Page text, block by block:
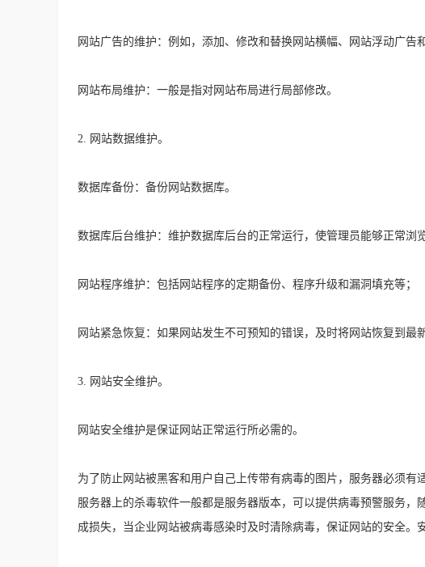
网站广告的维护：例如，添加、修改和替换网站横幅、网站浮动广告
网站布局维护：一般是指对网站布局进行局部修改。
2. 网站数据维护。
数据库备份：备份网站数据库。
数据库后台维护：维护数据库后台的正常运行，使管理员能够正常浏览
网站程序维护：包括网站程序的定期备份、程序升级和漏洞填充等；
网站紧急恢复：如果网站发生不可预知的错误，及时将网站恢复到最
3. 网站安全维护。
网站安全维护是保证网站正常运行所必需的。
为了防止网站被黑客和用户自己上传带有病毒的图片，服务器必须有
服务器上的杀毒软件一般都是服务器版本，可以提供病毒预警服务
成损失，当企业网站被病毒感染时及时清除病毒，保证网站的安全。